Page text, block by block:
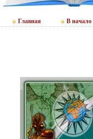
Главная В начало